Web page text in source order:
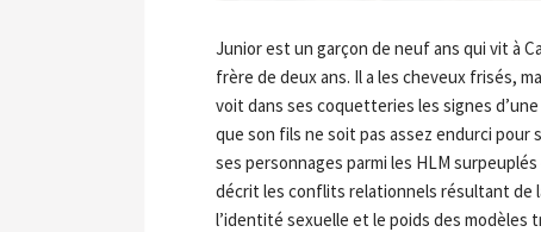
Junior est un garçon de neuf ans qui vit à
frère de deux ans. Il a les cheveux frisés,
voit dans ses coquetteries les signes
que son fils ne soit pas assez endurci
ses personnages parmi les HLM
décrit les conflits relationnels résultant de
l’identité sexuelle et le poids des modèles